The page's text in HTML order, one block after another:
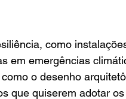
como
em emergências
o desenho
que quiserem adotar